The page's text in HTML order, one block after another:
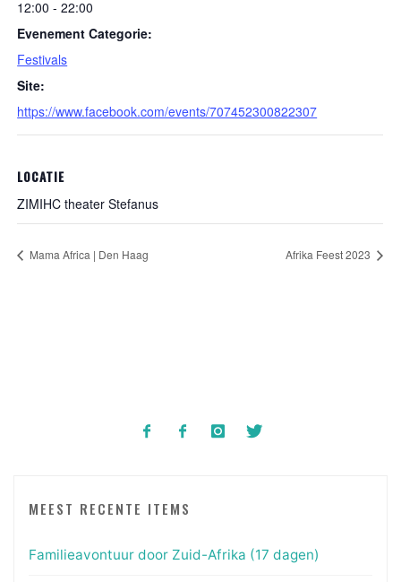
12:00 - 22:00
Evenement Categorie:
Festivals
Site:
https://www.facebook.com/events/707452300822307
LOCATIE
ZIMIHC theater Stefanus
Mama Africa | Den Haag Afrika Feest 2023
MEEST RECENTE ITEMS
Familieavontuur door Zuid-Afrika (17 dagen)